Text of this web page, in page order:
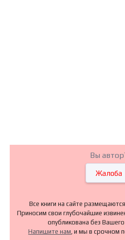
Вы
Жалоба
Все книги на сайте
Приносим свои глубочайшие
опубликована без Вашего
Напишите нам, и мы в срочном